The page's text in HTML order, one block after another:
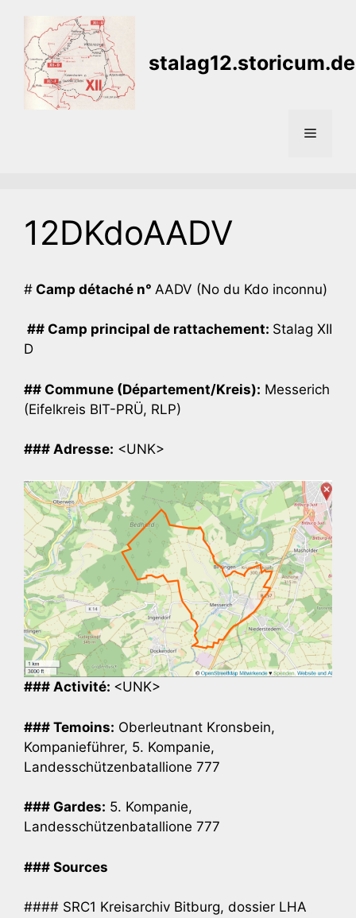
contenu
stalag12.storicum.de
Menu
12DKdoAADV
# Camp détaché n° AADV (No du Kdo inconnu)
## Camp principal de rattachement: Stalag XII
D
## Commune (Département/Kreis): Messerich
(Eifelkreis BIT-PRÜ, RLP)
### Adresse: <UNK>
### Activité: <UNK>
### Temoins: Oberleutnant Kronsbein,
Kompanieführer, 5. Kompanie,
Landesschützenbatallione 777
### Gardes: 5. Kompanie,
Landesschützenbatallione 777
### Sources
#### SRC1 Kreisarchiv Bitburg, dossier LHA